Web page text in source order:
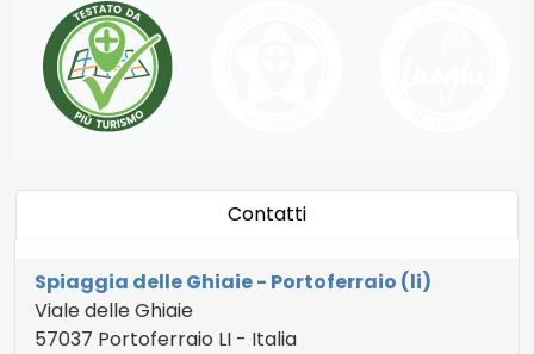
Contatti
Spiaggia delle Ghiaie - Portoferraio (li)
Viale delle Ghiaie
57037 Portoferraio LI - Italia